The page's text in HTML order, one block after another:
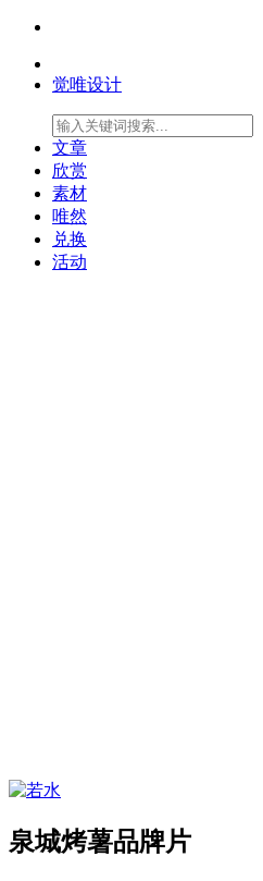
觉唯设计
文章
欣赏
素材
唯然
兑换
活动
泉城烤薯品牌片